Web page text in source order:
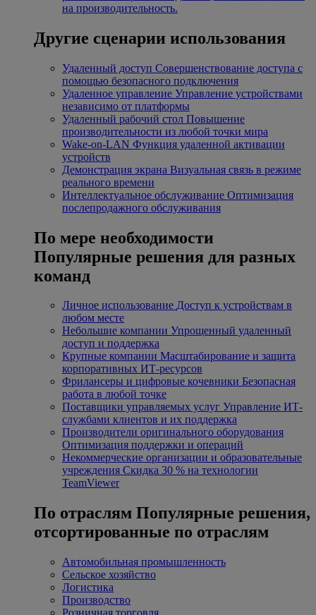
на производительность.
Другие сценарии использования
Удаленный доступ Совершенствование доступа с
помощью безопасного подключения
Удаленное управление Управление устройствами
независимо от платформы
Удаленный рабочий стол Повышение
производительности из любой точки мира
Wake-on-LAN Функция удаленной активации
устройств
Демонстрация экрана Визуальная связь в режиме
реального времени
Интеллектуальное обслуживание Оптимизация
послепродажного обслуживания
По мере необходимости
Популярные решения для разных
команд
Личное использование Доступ к устройствам в
любом месте
Небольшие компании Упрощенный удаленный
доступ и поддержка
Крупные компании Масштабирование и защита
корпоративных ИТ-ресурсов
Фрилансеры и цифровые кочевники Безопасная
работа в любой точке
Поставщики управляемых услуг Управление ИТ-
службами клиентов и их поддержка
Производители оригинального оборудования
Оптимизация поддержки и операций
Некоммерческие организации и образовательные
учреждения Скидка 30 % на технологии
TeamViewer
По отраслям Популярные решения,
отсортированные по отраслям
Автомобильная промышленность
Сельское хозяйство
Логистика
Производство